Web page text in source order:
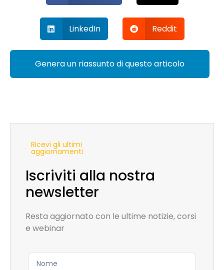
LinkedIn Reddit
Genera un riassunto di questo articolo
Ricevi gli ultimi
aggiornamenti
Iscriviti alla nostra
newsletter
Resta aggiornato con le ultime notizie, corsi
e webinar